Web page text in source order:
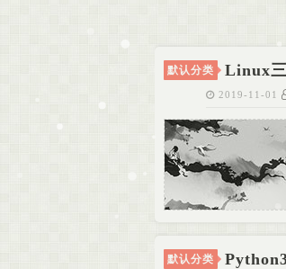
默认分类 Linux
2019-11-01
默认分类